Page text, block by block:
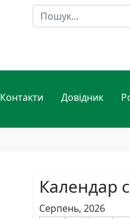
Пошук
Контакти Довідник
Календар
Серпень, 2026